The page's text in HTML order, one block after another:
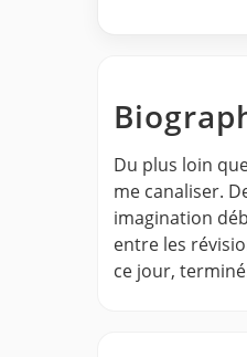
Du plus loin
me canaliser.
imagination
entre les
ce jour,